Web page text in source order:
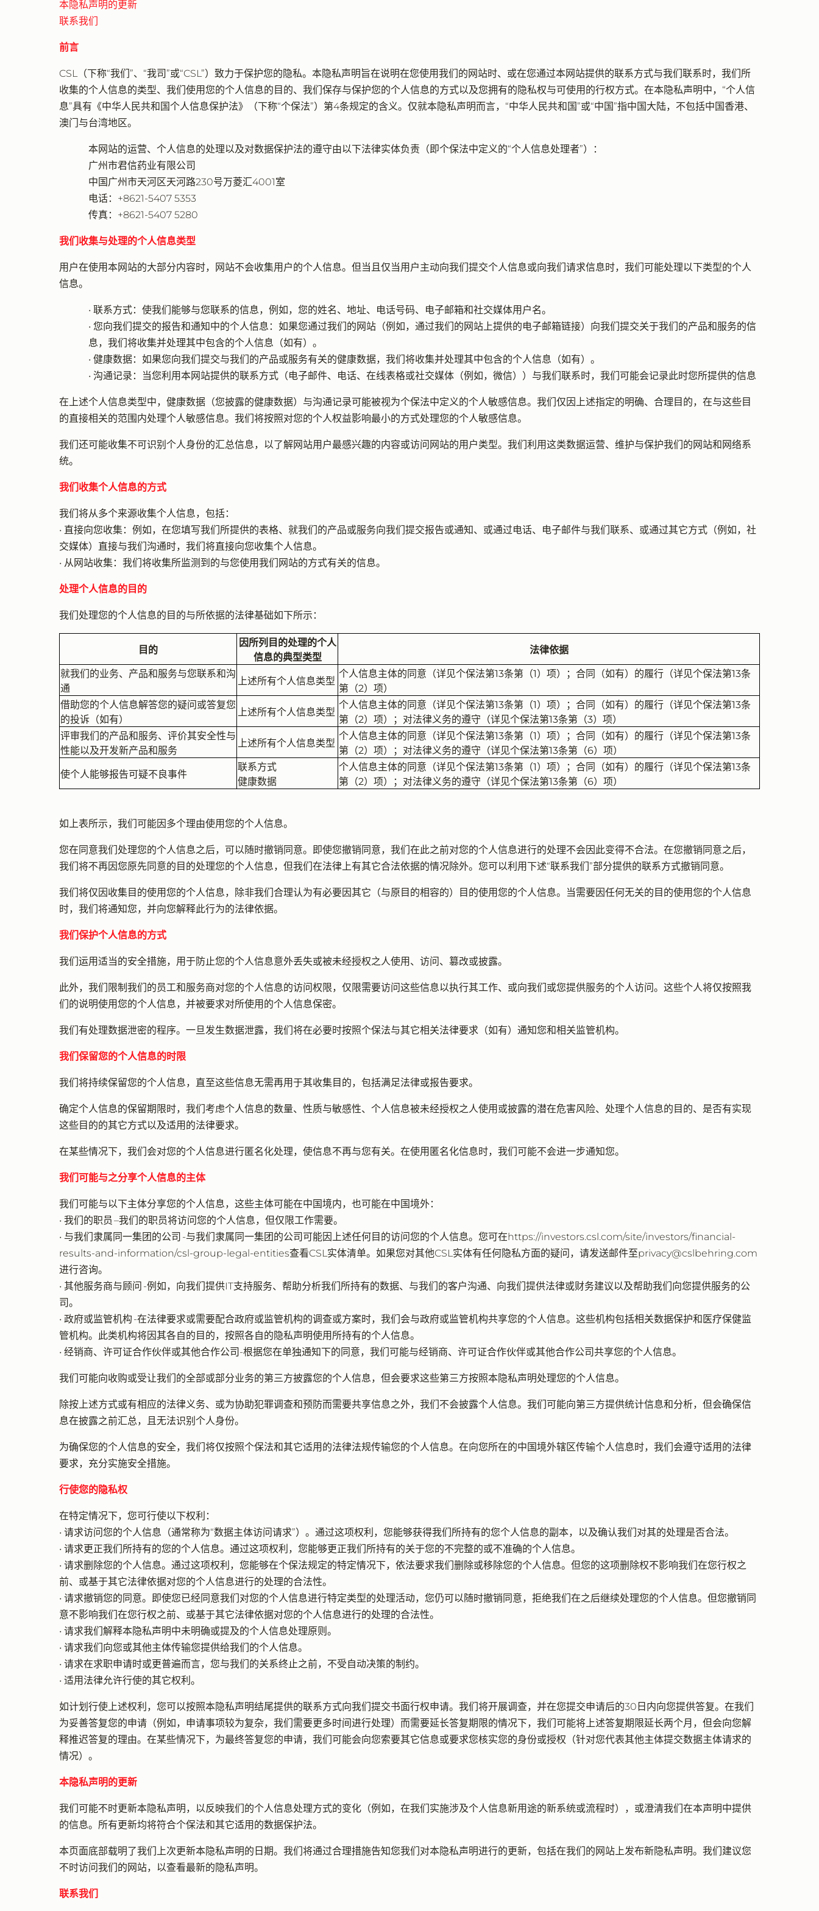
本隐私声明的更新
联系我们
前言
CSL（下称“我们”、“我司”或“CSL”）致力于保护您的隐私。本隐私声明旨在说明在您使用我们的网站时、或在您通过本网站提供的联系方式与我们联系时，我们所
收集的个人信息的类型、我们使用您的个人信息的目的、我们保存与保护您的个人信息的方式以及您拥有的隐私权与可使用的行权方式。在本隐私声明中，“个人信
息”具有《中华人民共和国个人信息保护法》（下称“个保法”）第4条规定的含义。仅就本隐私声明而言，“中华人民共和国”或“中国”指中国大陆，不包括中国香港、
澳门与台湾地区。
本网站的运营、个人信息的处理以及对数据保护法的遵守由以下法律实体负责（即个保法中定义的“个人信息处理者”）：
广州市君信药业有限公司
中国广州市天河区天河路230号万菱汇4001室
电话：+8621-5407 5353
传真：+8621-5407 5280
我们收集与处理的个人信息类型
用户在使用本网站的大部分内容时，网站不会收集用户的个人信息。但当且仅当用户主动向我们提交个人信息或向我们请求信息时，我们可能处理以下类型的个人
信息。
• 联系方式：使我们能够与您联系的信息，例如，您的姓名、地址、电话号码、电子邮箱和社交媒体用户名。
• 您向我们提交的报告和通知中的个人信息：如果您通过我们的网站（例如，通过我们的网站上提供的电子邮箱链接）向我们提交关于我们的产品和服务的信
息，我们将收集并处理其中包含的个人信息（如有）。
• 健康数据：如果您向我们提交与我们的产品或服务有关的健康数据，我们将收集并处理其中包含的个人信息（如有）。
• 沟通记录：当您利用本网站提供的联系方式（电子邮件、电话、在线表格或社交媒体（例如，微信））与我们联系时，我们可能会记录此时您所提供的信息
在上述个人信息类型中，健康数据（您披露的健康数据）与沟通记录可能被视为个保法中定义的个人敏感信息。我们仅因上述指定的明确、合理目的，在与这些目
的直接相关的范围内处理个人敏感信息。我们将按照对您的个人权益影响最小的方式处理您的个人敏感信息。
我们还可能收集不可识别个人身份的汇总信息，以了解网站用户最感兴趣的内容或访问网站的用户类型。我们利用这类数据运营、维护与保护我们的网站和网络系
统。
我们收集个人信息的方式
我们将从多个来源收集个人信息，包括：
• 直接向您收集：例如，在您填写我们所提供的表格、就我们的产品或服务向我们提交报告或通知、或通过电话、电子邮件与我们联系、或通过其它方式（例如，社
交媒体）直接与我们沟通时，我们将直接向您收集个人信息。
• 从网站收集：我们将收集所监测到的与您使用我们网站的方式有关的信息。
处理个人信息的目的
我们处理您的个人信息的目的与所依据的法律基础如下所示：
目的
因所列目的处理的个人
信息的典型类型
法律依据
就我们的业务、产品和服务与您联系和沟
通
上述所有个人信息类型
个人信息主体的同意（详见个保法第13条第（1）项）；合同（如有）的履行（详见个保法第13条
第（2）项）
借助您的个人信息解答您的疑问或答复您
的投诉（如有）
上述所有个人信息类型
个人信息主体的同意（详见个保法第13条第（1）项）；合同（如有）的履行（详见个保法第13条
第（2）项）；对法律义务的遵守（详见个保法第13条第（3）项）
评审我们的产品和服务、评价其安全性与
性能以及开发新产品和服务
上述所有个人信息类型
个人信息主体的同意（详见个保法第13条第（1）项）；合同（如有）的履行（详见个保法第13条
第（2）项）；对法律义务的遵守（详见个保法第13条第（6）项）
使个人能够报告可疑不良事件
联系方式
健康数据
个人信息主体的同意（详见个保法第13条第（1）项）；合同（如有）的履行（详见个保法第13条
第（2）项）；对法律义务的遵守（详见个保法第13条第（6）项）
如上表所示，我们可能因多个理由使用您的个人信息。
您在同意我们处理您的个人信息之后，可以随时撤销同意。即使您撤销同意，我们在此之前对您的个人信息进行的处理不会因此变得不合法。在您撤销同意之后，
我们将不再因您原先同意的目的处理您的个人信息，但我们在法律上有其它合法依据的情况除外。您可以利用下述“联系我们”部分提供的联系方式撤销同意。
我们将仅因收集目的使用您的个人信息，除非我们合理认为有必要因其它（与原目的相容的）目的使用您的个人信息。当需要因任何无关的目的使用您的个人信息
时，我们将通知您，并向您解释此行为的法律依据。
我们保护个人信息的方式
我们运用适当的安全措施，用于防止您的个人信息意外丢失或被未经授权之人使用、访问、篡改或披露。
此外，我们限制我们的员工和服务商对您的个人信息的访问权限，仅限需要访问这些信息以执行其工作、或向我们或您提供服务的个人访问。这些个人将仅按照我
们的说明使用您的个人信息，并被要求对所使用的个人信息保密。
我们有处理数据泄密的程序。一旦发生数据泄露，我们将在必要时按照个保法与其它相关法律要求（如有）通知您和相关监管机构。
我们保留您的个人信息的时限
我们将持续保留您的个人信息，直至这些信息无需再用于其收集目的，包括满足法律或报告要求。
确定个人信息的保留期限时，我们考虑个人信息的数量、性质与敏感性、个人信息被未经授权之人使用或披露的潜在危害风险、处理个人信息的目的、是否有实现
这些目的的其它方式以及适用的法律要求。
在某些情况下，我们会对您的个人信息进行匿名化处理，使信息不再与您有关。在使用匿名化信息时，我们可能不会进一步通知您。
我们可能与之分享个人信息的主体
我们可能与以下主体分享您的个人信息，这些主体可能在中国境内，也可能在中国境外：
• 我们的职员 –我们的职员将访问您的个人信息，但仅限工作需要。
• 与我们隶属同一集团的公司 -与我们隶属同一集团的公司可能因上述任何目的访问您的个人信息。您可在https://investors.csl.com/site/investors/financial-
results-and-information/csl-group-legal-entities查看CSL实体清单。如果您对其他CSL实体有任何隐私方面的疑问，请发送邮件至privacy@cslbehring.com
进行咨询。
• 其他服务商与顾问 -例如，向我们提供IT支持服务、帮助分析我们所持有的数据、与我们的客户沟通、向我们提供法律或财务建议以及帮助我们向您提供服务的公
司。
• 政府或监管机构 -在法律要求或需要配合政府或监管机构的调查或方案时，我们会与政府或监管机构共享您的个人信息。这些机构包括相关数据保护和医疗保健监
管机构。此类机构将因其各自的目的，按照各自的隐私声明使用所持有的个人信息。
• 经销商、许可证合作伙伴或其他合作公司-根据您在单独通知下的同意，我们可能与经销商、许可证合作伙伴或其他合作公司共享您的个人信息。
我们可能向收购或受让我们的全部或部分业务的第三方披露您的个人信息，但会要求这些第三方按照本隐私声明处理您的个人信息。
除按上述方式或有相应的法律义务、或为协助犯罪调查和预防而需要共享信息之外，我们不会披露个人信息。我们可能向第三方提供统计信息和分析，但会确保信
息在披露之前汇总，且无法识别个人身份。
为确保您的个人信息的安全，我们将仅按照个保法和其它适用的法律法规传输您的个人信息。在向您所在的中国境外辖区传输个人信息时，我们会遵守适用的法律
要求，充分实施安全措施。
行使您的隐私权
在特定情况下，您可行使以下权利：
• 请求访问您的个人信息（通常称为“数据主体访问请求”）。通过这项权利，您能够获得我们所持有的您个人信息的副本，以及确认我们对其的处理是否合法。
• 请求更正我们所持有的您的个人信息。通过这项权利，您能够更正我们所持有的关于您的不完整的或不准确的个人信息。
• 请求删除您的个人信息。通过这项权利，您能够在个保法规定的特定情况下，依法要求我们删除或移除您的个人信息。但您的这项删除权不影响我们在您行权之
前、或基于其它法律依据对您的个人信息进行的处理的合法性。
• 请求撤销您的同意。即使您已经同意我们对您的个人信息进行特定类型的处理活动，您仍可以随时撤销同意，拒绝我们在之后继续处理您的个人信息。但您撤销同
意不影响我们在您行权之前、或基于其它法律依据对您的个人信息进行的处理的合法性。
• 请求我们解释本隐私声明中未明确或提及的个人信息处理原则。
• 请求我们向您或其他主体传输您提供给我们的个人信息。
• 请求在求职申请时或更普遍而言，您与我们的关系终止之前，不受自动决策的制约。
• 适用法律允许行使的其它权利。
如计划行使上述权利，您可以按照本隐私声明结尾提供的联系方式向我们提交书面行权申请。我们将开展调查，并在您提交申请后的30日内向您提供答复。在我们
为妥善答复您的申请（例如，申请事项较为复杂，我们需要更多时间进行处理）而需要延长答复期限的情况下，我们可能将上述答复期限延长两个月，但会向您解
释推迟答复的理由。在某些情况下，为最终答复您的申请，我们可能会向您索要其它信息或要求您核实您的身份或授权（针对您代表其他主体提交数据主体请求的
情况）。
本隐私声明的更新
我们可能不时更新本隐私声明，以反映我们的个人信息处理方式的变化（例如，在我们实施涉及个人信息新用途的新系统或流程时），或澄清我们在本声明中提供
的信息。所有更新均将符合个保法和其它适用的数据保护法。
本页面底部载明了我们上次更新本隐私声明的日期。我们将通过合理措施告知您我们对本隐私声明进行的更新，包括在我们的网站上发布新隐私声明。我们建议您
不时访问我们的网站，以查看最新的隐私声明。
联系我们